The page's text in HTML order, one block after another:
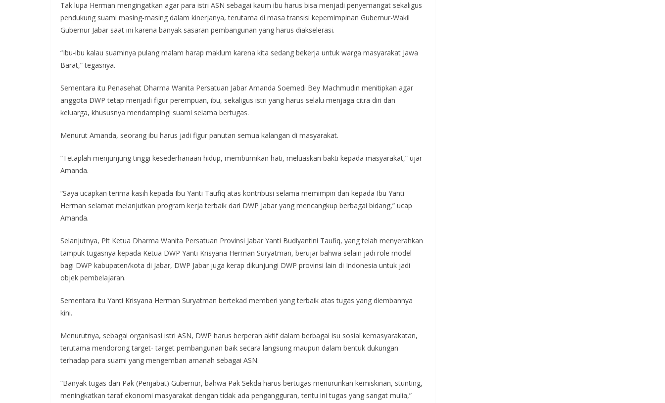
Tak lupa Herman mengingatkan agar para istri ASN sebagai kaum ibu harus bisa menjadi penyemangat sekaligus
pendukung suami masing-masing dalam kinerjanya, terutama di masa transisi kepemimpinan Gubernur-Wakil
Gubernur Jabar saat ini karena banyak sasaran pembangunan yang harus diakselerasi.
“Ibu-ibu kalau suaminya pulang malam harap maklum karena kita sedang bekerja untuk warga masyarakat Jawa
Barat,” tegasnya.
Sementara itu Penasehat Dharma Wanita Persatuan Jabar Amanda Soemedi Bey Machmudin menitipkan agar
anggota DWP tetap menjadi figur perempuan, ibu, sekaligus istri yang harus selalu menjaga citra diri dan
keluarga, khususnya mendampingi suami selama bertugas.
Menurut Amanda, seorang ibu harus jadi figur panutan semua kalangan di masyarakat.
“Tetaplah menjunjung tinggi kesederhanaan hidup, membumikan hati, meluaskan bakti kepada masyarakat,” ujar
Amanda.
“Saya ucapkan terima kasih kepada Ibu Yanti Taufiq atas kontribusi selama memimpin dan kepada Ibu Yanti
Herman selamat melanjutkan program kerja terbaik dari DWP Jabar yang mencangkup berbagai bidang,” ucap
Amanda.
Selanjutnya, Plt Ketua Dharma Wanita Persatuan Provinsi Jabar Yanti Budiyantini Taufiq, yang telah menyerahkan
tampuk tugasnya kepada Ketua DWP Yanti Krisyana Herman Suryatman, berujar bahwa selain jadi role model
bagi DWP kabupaten/kota di Jabar, DWP Jabar juga kerap dikunjungi DWP provinsi lain di Indonesia untuk jadi
objek pembelajaran.
Sementara itu Yanti Krisyana Herman Suryatman bertekad memberi yang terbaik atas tugas yang diembannya
kini.
Menurutnya, sebagai organisasi istri ASN, DWP harus berperan aktif dalam berbagai isu sosial kemasyarakatan,
terutama mendorong target- target pembangunan baik secara langsung maupun dalam bentuk dukungan
terhadap para suami yang mengemban amanah sebagai ASN.
“Banyak tugas dari Pak (Penjabat) Gubernur, bahwa Pak Sekda harus bertugas menurunkan kemiskinan, stunting,
meningkatkan taraf ekonomi masyarakat dengan tidak ada pengangguran, tentu ini tugas yang sangat mulia,”